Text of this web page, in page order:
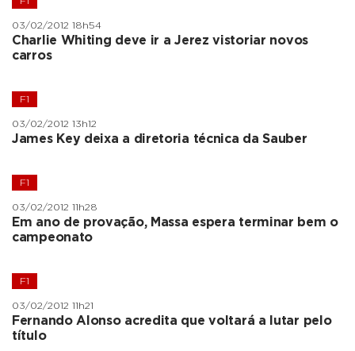
03/02/2012 18h54
Charlie Whiting deve ir a Jerez vistoriar novos
carros
F1
03/02/2012 13h12
James Key deixa a diretoria técnica da Sauber
F1
03/02/2012 11h28
Em ano de provação, Massa espera terminar bem o
campeonato
F1
03/02/2012 11h21
Fernando Alonso acredita que voltará a lutar pelo
título